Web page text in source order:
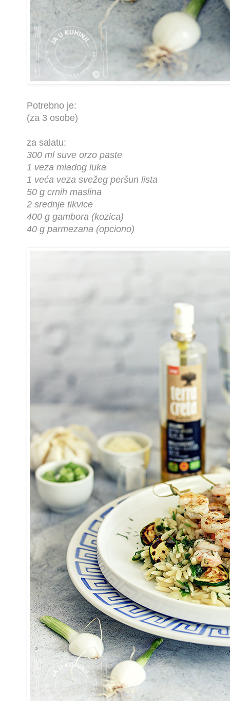
Potrebno je:
(za 3 osobe)
za salatu:
300 ml suve orzo paste
1 veza mladog luka
1 veća veza svežeg peršun lista
50 g crnih maslina
2 srednje tikvice
400 g gambora (kozica)
40 g parmezana (opciono)